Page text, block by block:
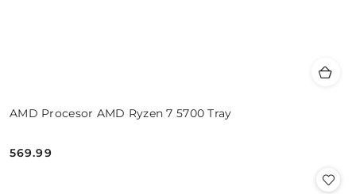
AMD Procesor AMD Ryzen 7 5700 Tray
Cena:
569.99